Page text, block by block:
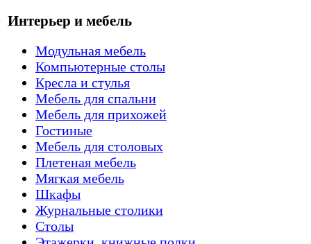
Интерьер и мебель
Модульная мебель
Компьютерные столы
Кресла и стулья
Мебель для спальни
Мебель для прихожей
Гостиные
Мебель для столовых
Плетеная мебель
Мягкая мебель
Шкафы
Журнальные столики
Столы